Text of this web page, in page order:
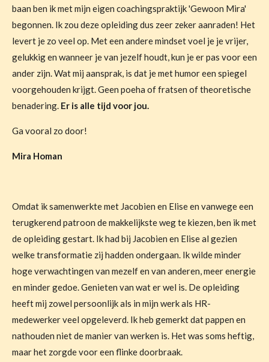
baan ben ik met mijn eigen coachingspraktijk 'Gewoon Mira'
begonnen. Ik zou deze opleiding dus zeer zeker aanraden! Het
levert je zo veel op. Met een andere mindset voel je je vrijer,
gelukkig en wanneer je van jezelf houdt, kun je er pas voor een
ander zijn. Wat mij aansprak, is dat je met humor een spiegel
voorgehouden krijgt. Geen poeha of fratsen of theoretische
benadering. Er is alle tijd voor jou.
Ga vooral zo door!
Mira Homan
Omdat ik samenwerkte met Jacobien en Elise en vanwege een
terugkerend patroon de makkelijkste weg te kiezen, ben ik met
de opleiding gestart. Ik had bij Jacobien en Elise al gezien
welke transformatie zij hadden ondergaan. Ik wilde minder
hoge verwachtingen van mezelf en van anderen, meer energie
en minder gedoe. Genieten van wat er wel is. De opleiding
heeft mij zowel persoonlijk als in mijn werk als HR-
medewerker veel opgeleverd. Ik heb gemerkt dat pappen en
nathouden niet de manier van werken is. Het was soms heftig,
maar het zorgde voor een flinke doorbraak.